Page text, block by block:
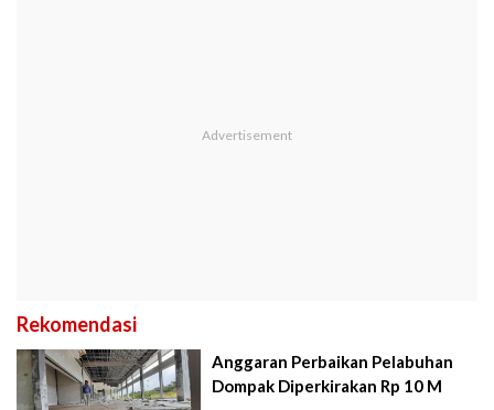
Rekomendasi
Anggaran Perbaikan Pelabuhan
Dompak Diperkirakan Rp 10 M